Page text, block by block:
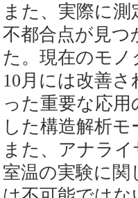
また、実際に
不都合点が見
た。現在のモ
10月には改善
った重要な応
した構造解析
また、アナラ
室温の実験に関